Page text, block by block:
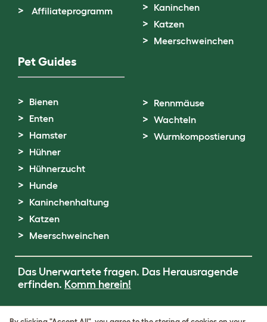
Affiliateprogramm
Kaninchen
Katzen
Meerschweinchen
Pet Guides
Bienen
Enten
Hamster
Hühner
Hühnerzucht
Hunde
Kaninchenhaltung
Katzen
Meerschweinchen
Rennmäuse
Wachteln
Wurmkompostierung
Das Unerwartete fragen. Das Herausragende
erfinden. Komm herein!